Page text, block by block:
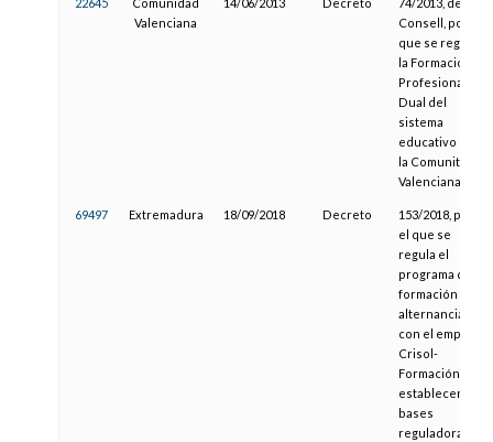
22645
Comunidad
Valenciana
14/06/2013 Decreto
74/2013, del
Consell, por el
que se regula
la Formación
Profesional
Dual del
sistema
educativo en
la Comunitat
Valenciana
69497 Extremadura 18/09/2018 Decreto
153/2018, por
el que se
regula el
programa de
formación en
alternancia
con el empleo
Crisol-
Formación y se
establecen las
bases
reguladoras